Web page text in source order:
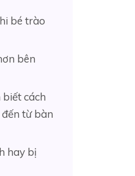
bé trào
bên
cách
từ bàn
hay bị